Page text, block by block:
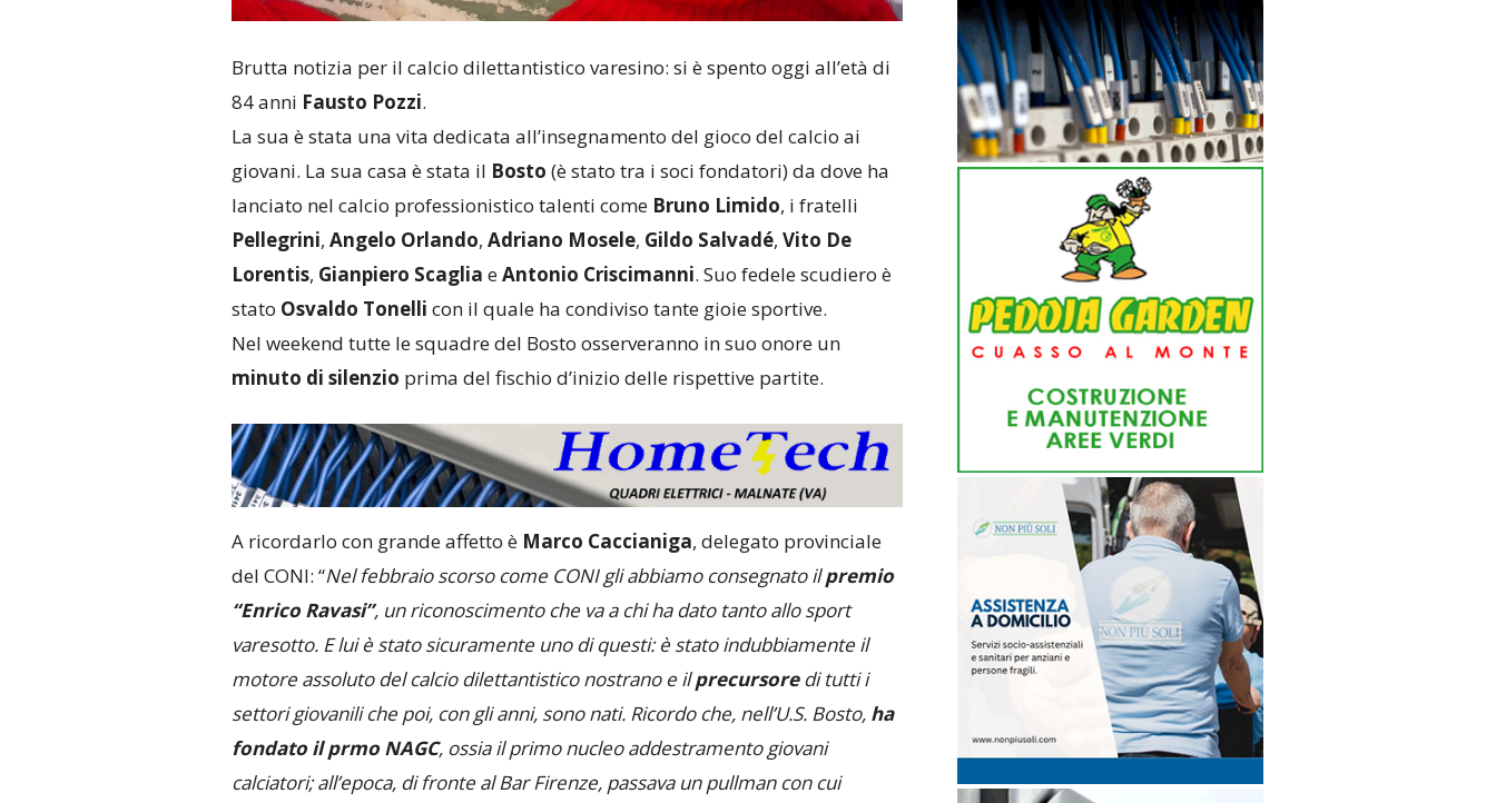
Brutta notizia per il calcio dilettantistico varesino: si è spento oggi all’età di
84 anni Fausto Pozzi.
La sua è stata una vita dedicata all’insegnamento del gioco del calcio ai
giovani. La sua casa è stata il Bosto (è stato tra i soci fondatori) da dove ha
lanciato nel calcio professionistico talenti come Bruno Limido, i fratelli
Pellegrini, Angelo Orlando, Adriano Mosele, Gildo Salvadé, Vito De
Lorentis, Gianpiero Scaglia eAntonio Criscimanni. Suo fedele scudiero è
stato Osvaldo Tonelli con il quale ha condiviso tante gioie sportive.
Nel weekend tutte le squadre del Bosto osserveranno in suo onore un
minuto di silenzio prima del fischio d’inizio delle rispettive partite.
A ricordarlo con grande affetto è Marco Caccianiga, delegato provinciale
del CONI: “Nel febbraio scorso come CONI gli abbiamo consegnato ilpremio
“Enrico Ravasi”, un riconoscimento che va a chi ha dato tanto allo sport
varesotto. E lui è stato sicuramente uno di questi: è stato indubbiamente il
motore assoluto del calcio dilettantistico nostrano e ilprecursoredi tutti i
settori giovanili che poi, con gli anni, sono nati. Ricordo che, nell’U.S. Bosto, ha
fondato il prmo NAGC, ossia il primo nucleo addestramento giovani
calciatori; all’epoca, di fronte al Bar Firenze, passava un pullman con cui